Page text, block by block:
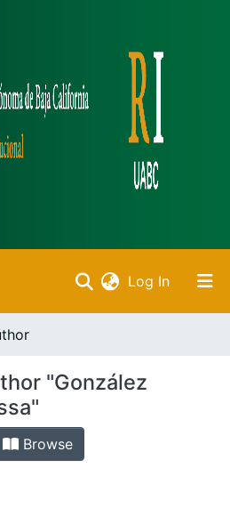
Log In(current)
Inicio
DSpace
Bibliotecas
"González
Browse